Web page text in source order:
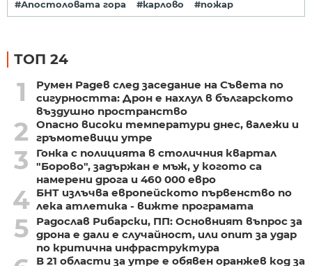
#Апостоловата гора #карлово #пожар
ТОП 24
1
Румен Радев след заседание на Съвета по
сигурността: Дрон е нахлул в българското
въздушно пространство
2
Опасно високи температури днес, валежи и
гръмотевици утре
3
Гонка с полицията в столичния квартал
"Борово", задържан е мъж, у когото са
намерени дрога и 460 000 евро
4 БНТ излъчва европейското първенство по
лека атлетика - вижте програмата
5
Радослав Рибарски, ПП: Основният въпрос за
дрона е дали е случайност, или опит за удар
по критична инфраструктура
В 21 области за утре е обявен оранжев код за